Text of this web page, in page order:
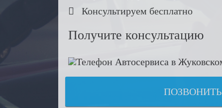
 Консультируем бесплатно
Получите консультацию
ПОЗВОНИТЬ